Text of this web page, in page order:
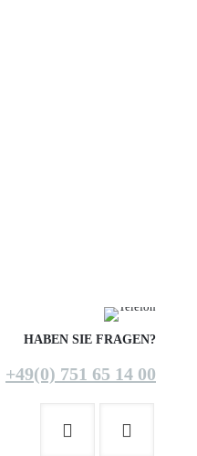
HABEN SIE FRAGEN?
+49(0) 751 65 14 00